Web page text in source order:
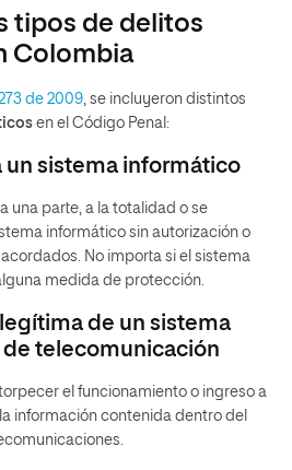
tipos de delitos
Colombia
de 2009 , se incluyeron distintos
en el Código Penal:
un sistema informático
una parte, a la totalidad o se
informático sin autorización o
No importa si el sistema
medida de protección.
de un sistema
telecomunicación
el funcionamiento o ingreso a
información contenida dentro del